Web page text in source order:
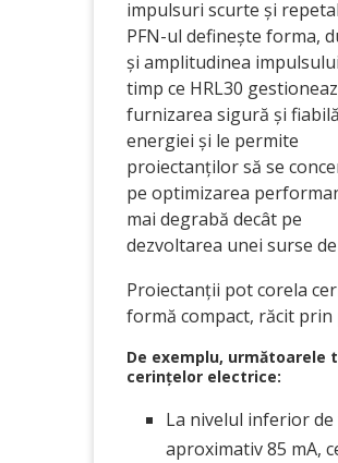
impulsuri scurte și
PFN-ul definește forma,
și amplitudinea
timp ce HRL30
furnizarea sigură și
energiei și le permite
proiectanților să se
pe optimizarea
mai degrabă decât pe
dezvoltarea unei surse
Proiectanții pot corela
formă compact, răcit prin
De exemplu,
cerințelor electrice:
La nivelul inferior
aproximativ 85 mA,